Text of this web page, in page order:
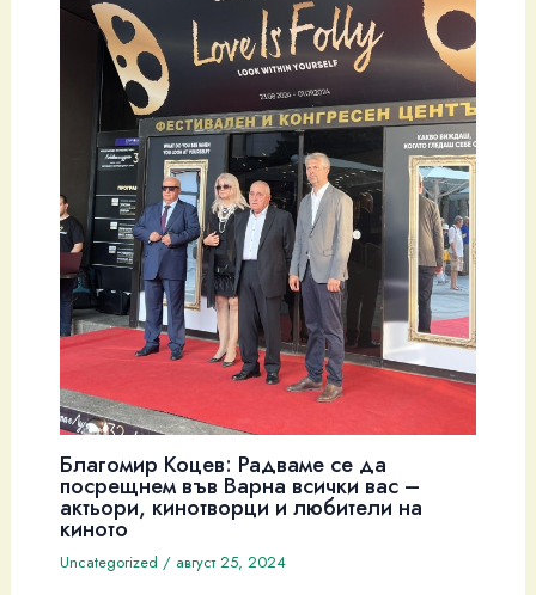
Благомир Коцев: Радваме се да
посрещнем във Варна всички вас –
актьори, кинотворци и любители на
киното
Uncategorized / август 25, 2024